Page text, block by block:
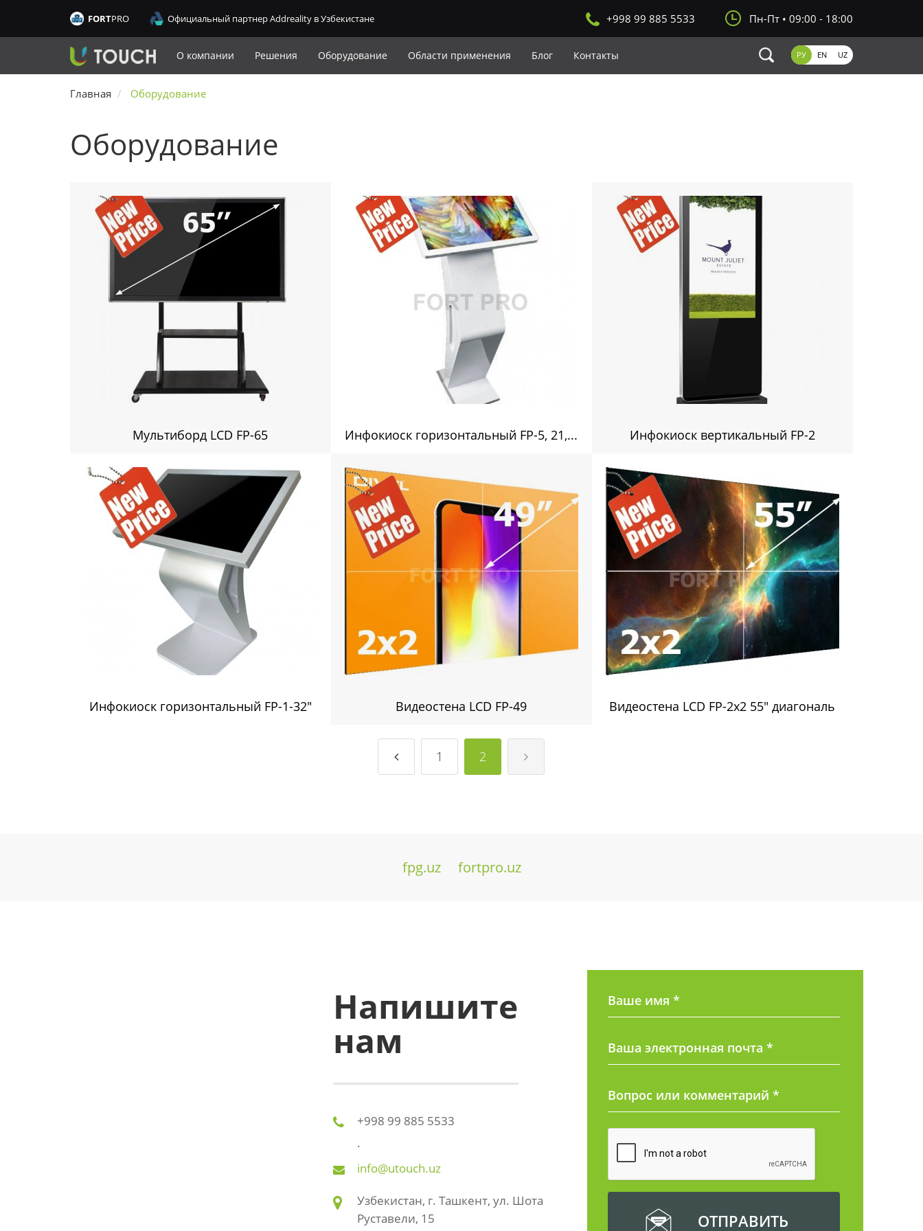
FORTPRO Официальный партнер Addreality в Узбекистане +998 99 885 5533 Пн-Пт • 09:00 - 18:00
О компании Решения Оборудование Области применения Блог Контакты РУ EN UZ
Главная Оборудование
Оборудование
Мультиборд LCD FP-65 Инфокиоск горизонтальный FP-5, 21,5 дюймов Инфокиоск вертикальный FP-2
Инфокиоск горизонтальный FP-1-32" Видеостена LCD FP-49 Видеостена LCD FP-2x2 55" диагональ
1 2
fpg.uz fortpro.uz
Напишите
нам
+998 99 885 5533
.
info@utouch.uz
Узбекистан, г. Ташкент, ул. Шота
Руставели, 15
Ваше имя *
Ваша электронная почта *
Вопрос или комментарий *
ОТПРАВИТЬ